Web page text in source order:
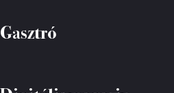
Gasztró